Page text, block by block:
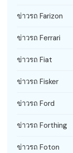
ข่าวรถ Farizon
ข่าวรถ Ferrari
ข่าวรถ Fiat
ข่าวรถ Fisker
ข่าวรถ Ford
ข่าวรถ Forthing
ข่าวรถ Foton